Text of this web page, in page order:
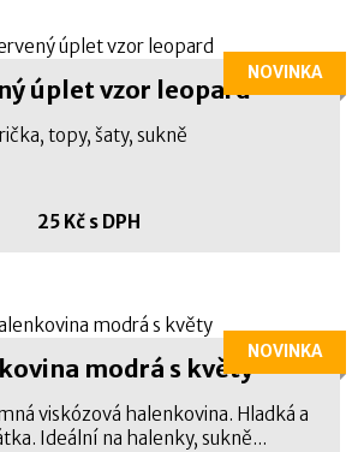
úplet vzor leopard
topy, šaty, sukně
25 Kč s DPH
NOVINKA
modrá s květy
viskózová halenkovina. Hladká a
Ideální na halenky, sukně...
NOVINKA